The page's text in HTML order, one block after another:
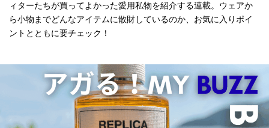
ィターたちが買ってよかった愛用私物を紹介する連載。ウェアか
ら小物までどんなアイテムに散財しているのか、お気に入りポイ
ントとともに要チェック！